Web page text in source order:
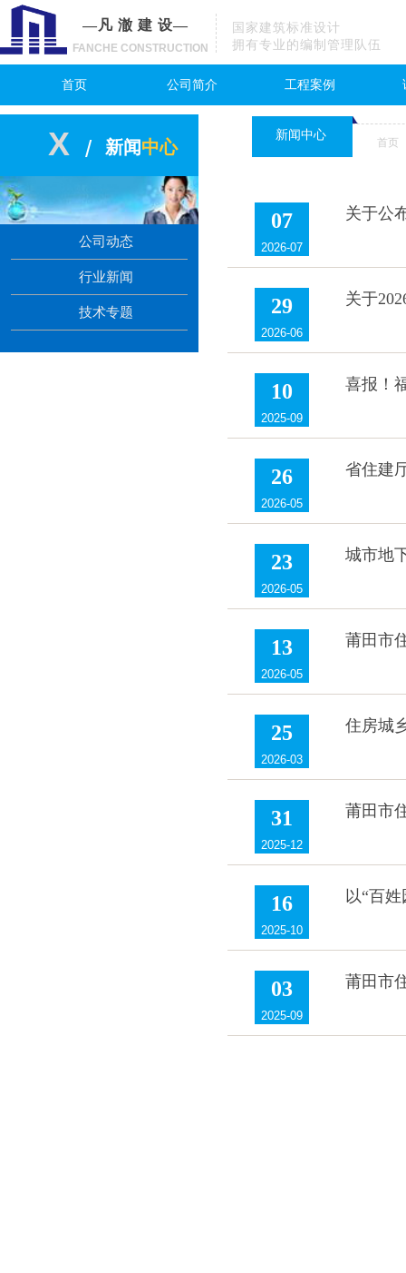
—凡 澈 建 设—
国家建筑标准设计
拥有专业的编制管理队伍
FANCHE CONSTRUCTION
首页 公司简介 工程案例
X 新闻中心
/ 新闻中心 首页
07
2026-07
关于公
29
2026-06
关于
10
2025-09
喜报！
26
2026-05
省住建
23
2026-05
城市地
13
2026-05
莆田市
25
2026-03
住房城
31
2025-12
莆田市
16
2025-10
以“百
03
2025-09
莆田市
公司动态
行业新闻
技术专题